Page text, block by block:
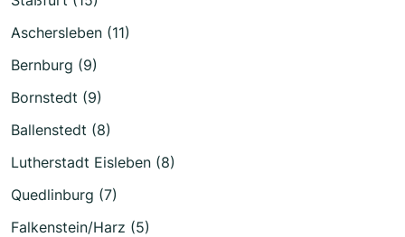
Aschersleben (11)
Bernburg (9)
Bornstedt (9)
Ballenstedt (8)
Lutherstadt Eisleben (8)
Quedlinburg (7)
Falkenstein/Harz (5)